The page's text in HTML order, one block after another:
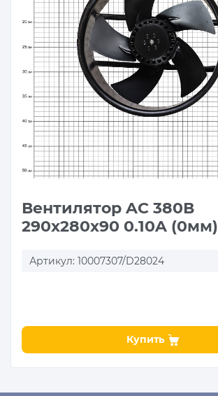
Вентилятор AC 380В
290х280х90 0.10A (0мм)
Артикул: 10007307/D28024
Купить